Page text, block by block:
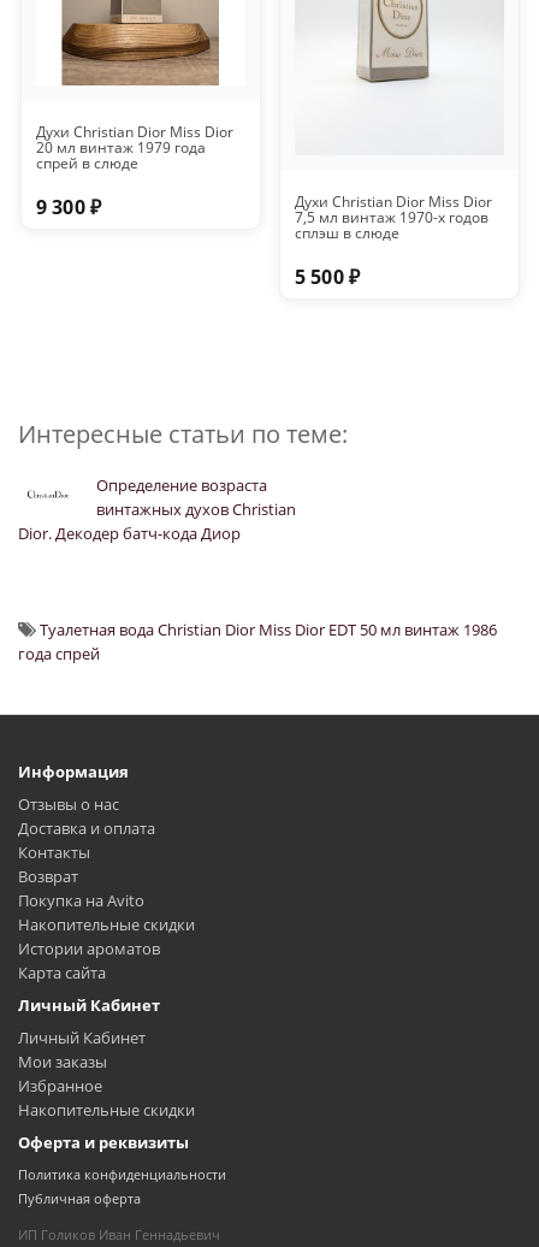
Духи Christian Dior Miss Dior
20 мл винтаж 1979 года
спрей в слюде
9 300 ₽ Духи Christian Dior Miss Dior
7,5 мл винтаж 1970-х годов
сплэш в слюде
5 500 ₽
Интересные статьи по теме:
Определение возраста
винтажных духов Christian
Dior. Декодер батч-кода Диор
Туалетная вода Christian Dior Miss Dior EDT 50 мл винтаж 1986
года спрей
Информация
Отзывы о нас
Доставка и оплата
Контакты
Возврат
Покупка на Avito
Накопительные скидки
Истории ароматов
Карта сайта
Личный Кабинет
Личный Кабинет
Мои заказы
Избранное
Накопительные скидки
Оферта и реквизиты
Политика конфиденциальности
Публичная оферта
ИП Голиков Иван Геннадьевич